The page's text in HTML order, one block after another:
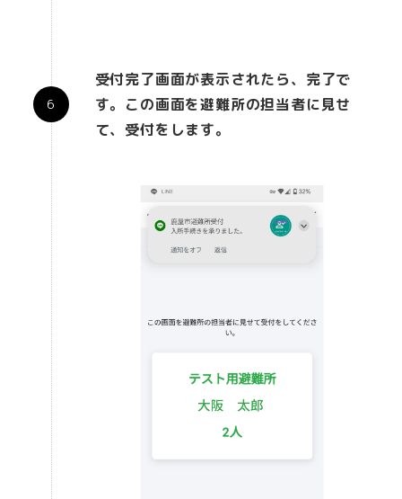
受付完了画面が表示されたら、完了で
す。この画面を避難所の担当者に見せ
て、受付をします。